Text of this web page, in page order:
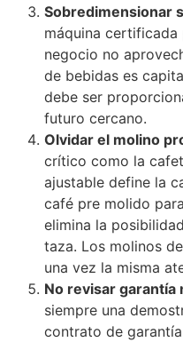
Sobredimensionar
máquina certificada
negocio no
de bebidas es
debe ser
futuro cercano.
Olvidar el molino
crítico como la
ajustable define la
café pre molido
elimina la
taza. Los molinos
una vez la misma
No revisar garantía
siempre una
contrato de